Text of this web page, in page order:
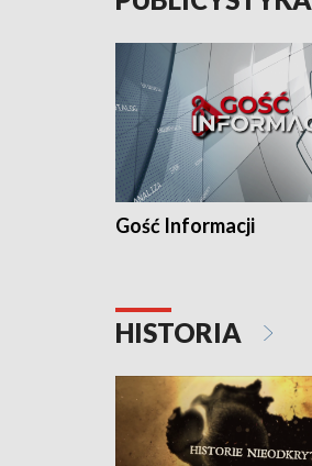
Gość Informacji
HISTORIA